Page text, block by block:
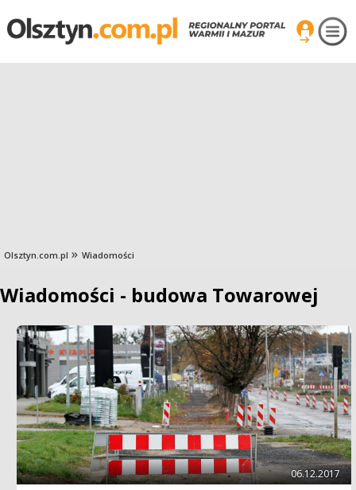
Olsztyn.com.pl Wiadomości
Wiadomości - budowa Towarowej
06.12.2017